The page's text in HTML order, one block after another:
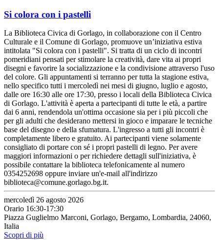
Si colora con i pastelli
La Biblioteca Civica di Gorlago, in collaborazione con il Centro
Culturale e il Comune di Gorlago, promuove un’iniziativa estiva
intitolata "Si colora con i pastelli". Si tratta di un ciclo di incontri
pomeridiani pensati per stimolare la creatività, dare vita ai propri
disegni e favorire la socializzazione e la condivisione attraverso l'uso
del colore. Gli appuntamenti si terranno per tutta la stagione estiva,
nello specifico tutti i mercoledì nei mesi di giugno, luglio e agosto,
dalle ore 16:30 alle ore 17:30, presso i locali della Biblioteca Civica
di Gorlago. L'attività è aperta a partecipanti di tutte le età, a partire
dai 6 anni, rendendola un'ottima occasione sia per i più piccoli che
per gli adulti che desiderano mettersi in gioco e imparare le tecniche
base del disegno e della sfumatura. L'ingresso a tutti gli incontri è
completamente libero e gratuito. Ai partecipanti viene solamente
consigliato di portare con sé i propri pastelli di legno. Per avere
maggiori informazioni o per richiedere dettagli sull'iniziativa, è
possibile contattare la biblioteca telefonicamente al numero
0354252698 oppure inviare un'e-mail all'indirizzo
biblioteca@comune.gorlago.bg.it.
mercoledì 26 agosto 2026
Orario 16:30-17:30
Piazza Guglielmo Marconi, Gorlago, Bergamo, Lombardia, 24060,
Italia
Scopri di più